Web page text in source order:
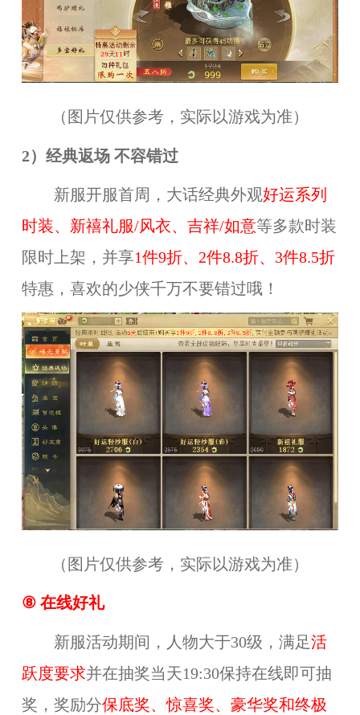
（图片仅供参考，实际以游戏为准）
2）经典返场 不容错过
新服开服首周，大话经典外观好运系列
时装、新禧礼服/风衣、吉祥/如意等多款时装
限时上架，并享1件9折、2件8.8折、3件8.5折
特惠，喜欢的少侠千万不要错过哦！
（图片仅供参考，实际以游戏为准）
⑧ 在线好礼
新服活动期间，人物大于30级，满足活
跃度要求并在抽奖当天19:30保持在线即可抽
奖，奖励分保底奖、惊喜奖、豪华奖和终极